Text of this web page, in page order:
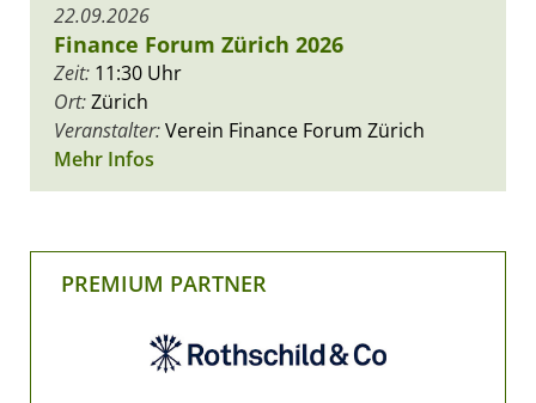
22.09.2026
Finance Forum Zürich 2026
Zeit: 11:30 Uhr
Ort:Zürich
Veranstalter:Verein Finance Forum Zürich
Mehr Infos
PREMIUM PARTNER